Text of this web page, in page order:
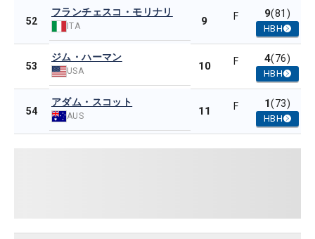
52
フランチェスコ・モリナリ
ITA 9 F 9(81)
HBH
53
ジム・ハーマン
USA 10 F 4(76)
HBH
54
アダム・スコット
AUS 11 F 1(73)
HBH